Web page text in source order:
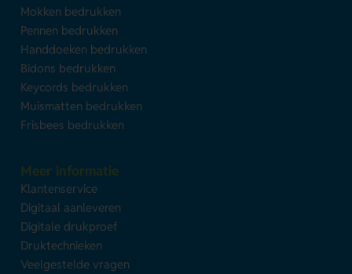
Mokken bedrukken
Pennen bedrukken
Handdoeken bedrukken
Bidons bedrukken
Keycords bedrukken
Muismatten bedrukken
Frisbees bedrukken
Meer informatie
Klantenservice
Digitaal aanleveren
Digitale drukproef
Druktechnieken
Veelgestelde vragen